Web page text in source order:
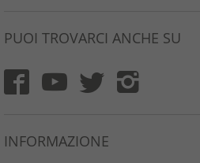
PUOI TROVARCI ANCHE SU
INFORMAZIONE